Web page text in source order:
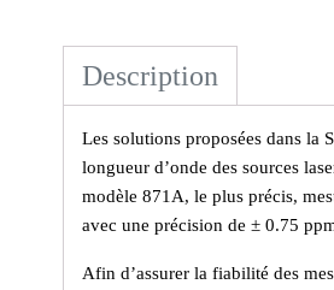
Description
Les solutions proposées dans la
longueur d’onde des sources
modèle 871A, le plus précis,
avec une précision de ± 0.75
Afin d’assurer la fiabilité des